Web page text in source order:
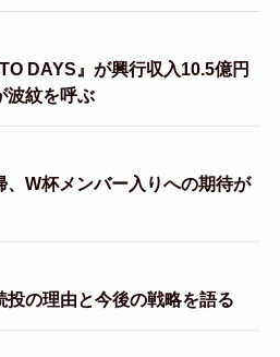
DAYS』が興行収入10.5億円
波紋を呼ぶ
W杯メンバー入りへの期待が
投の理由と今後の戦略を語る